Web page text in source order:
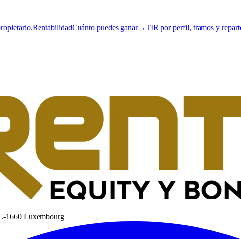
RentabilidadCuánto puedes ganar→TIR por perfil, tramos y
1660 Luxembourg